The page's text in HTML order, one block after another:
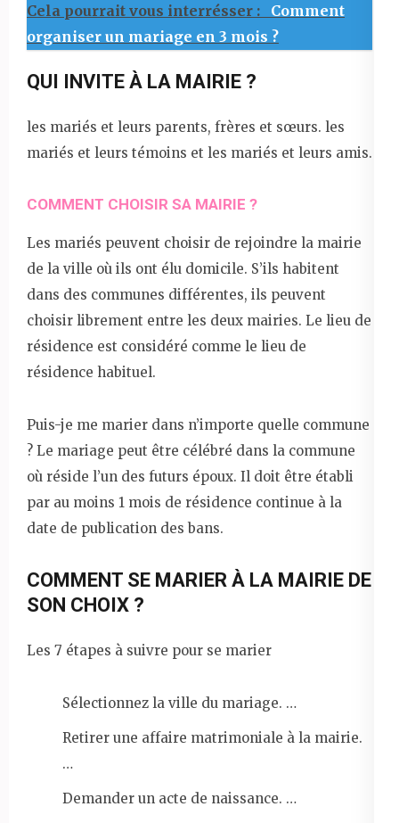
Cela pourrait vous interrésser :
Comment
organiser un mariage en 3 mois ?
QUI INVITE À LA MAIRIE ?
les mariés et leurs parents, frères et sœurs. les
mariés et leurs témoins et les mariés et leurs amis.
COMMENT CHOISIR SA MAIRIE ?
Les mariés peuvent choisir de rejoindre la mairie
de la ville où ils ont élu domicile. S’ils habitent
dans des communes différentes, ils peuvent
choisir librement entre les deux mairies. Le lieu de
résidence est considéré comme le lieu de
résidence habituel.
Puis-je me marier dans n’importe quelle commune
? Le mariage peut être célébré dans la commune
où réside l’un des futurs époux. Il doit être établi
par au moins 1 mois de résidence continue à la
date de publication des bans.
COMMENT SE MARIER À LA MAIRIE DE
SON CHOIX ?
Les 7 étapes à suivre pour se marier
Sélectionnez la ville du mariage. …
Retirer une affaire matrimoniale à la mairie.
…
Demander un acte de naissance. …